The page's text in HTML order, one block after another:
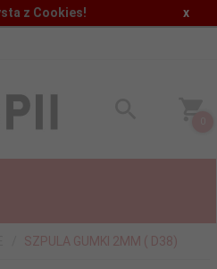
z Cookies! x
SZPULA GUMKI 2MM ( D38)